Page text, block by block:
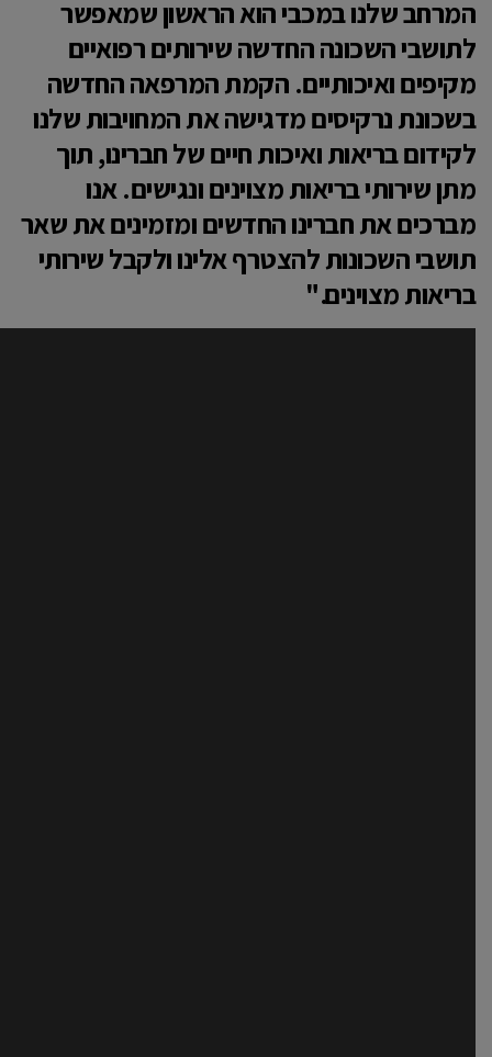
המרחב שלנו במכבי הוא הראשון שמאפשר
לתושבי השכונה החדשה שירותים רפואיים
מקיפים ואיכותיים. הקמת המרפאה החדשה
בשכונת נרקיסים מדגישה את המחויבות שלנו
לקידום בריאות ואיכות חיים של חברינו, תוך
מתן שירותי בריאות מצוינים ונגישים. אנו
מברכים את חברינו החדשים ומזמינים את שאר
תושבי השכונות להצטרף אלינו ולקבל שירותי
בריאות מצוינים."